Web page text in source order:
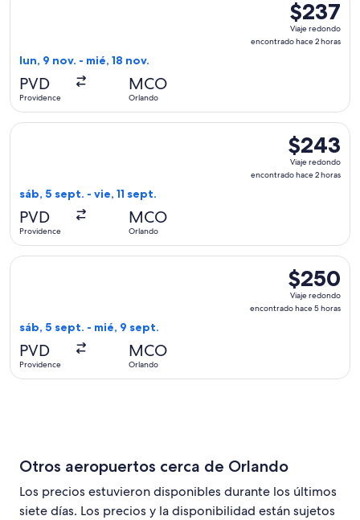
$237
Viaje
redondo,
$237
Viaje redondo
encontrado hace 2 horas
lun, 9 nov. - mié, 18 nov.
PVD
Providence
MCO
Orlando
$243
Viaje
redondo,
$243
Viaje redondo
encontrado hace 2 horas
sáb, 5 sept. - vie, 11 sept.
PVD
Providence
MCO
Orlando
Seleccionar vuelo de American Airlines, con salida el sáb,
$250
Viaje
redondo,
$250
Viaje redondo
encontrado hace 5 horas
sáb, 5 sept. - mié, 9 sept.
PVD
Providence
MCO
Orlando
Seleccionar vuelo de Delta, con salida el sáb, 5 sept.
Otros aeropuertos cerca de Orlando
Los precios estuvieron disponibles durante los últimos
siete días. Los precios y la disponibilidad están sujetos